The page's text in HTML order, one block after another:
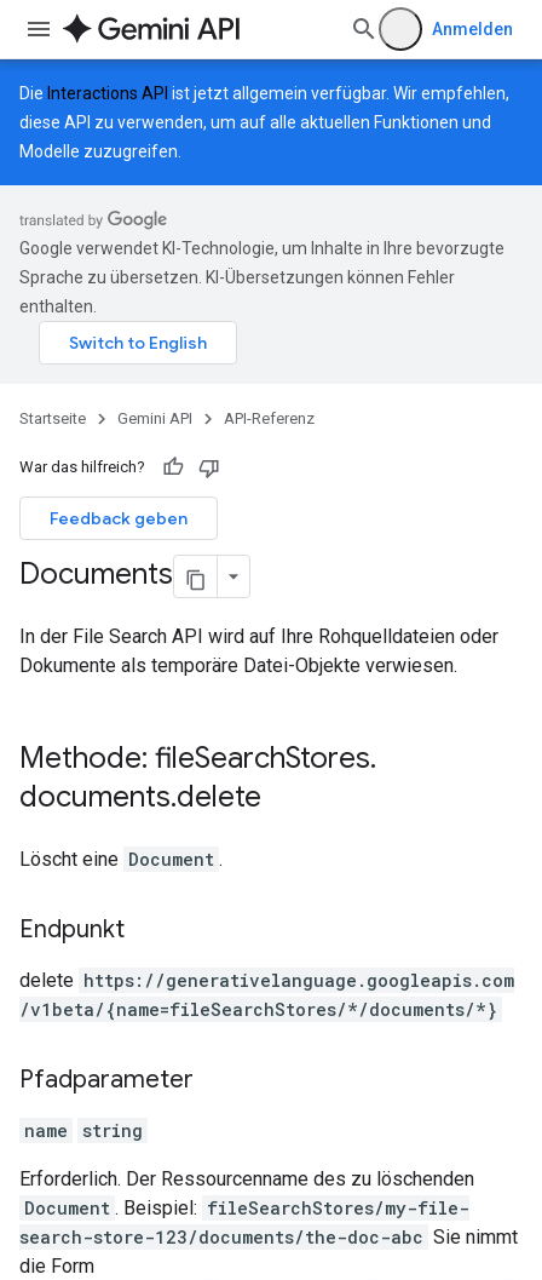
Anmelden
Die Interactions API ist jetzt allgemein verfügbar. Wir empfehlen,
diese API zu verwenden, um auf alle aktuellen Funktionen und
Modelle zuzugreifen.
Google verwendet KI-Technologie, um Inhalte in Ihre bevorzugte
Sprache zu übersetzen. KI-Übersetzungen können Fehler
enthalten.
Startseite Gemini API API-Referenz
War das hilfreich?
Feedback geben
Documents
In der File Search API wird auf Ihre Rohquelldateien oder
Dokumente als temporäre Datei-Objekte verwiesen.
Methode: fileSearchStores.
documents.delete
Löscht eine Document .
Endpunkt
delete https: / /generativelanguage.googleapis.com
/v1beta/{name=fileSearchStores/*/documents/*}
Pfadparameter
name string
Erforderlich. Der Ressourcenname des zu löschenden
Document . Beispiel: fileSearchStores/my-file-
search-store-123/documents/the-doc-abc Sie nimmt
die Form